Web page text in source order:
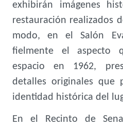
exhibirán imágenes
restauración realizados
modo, en el Salón
fielmente el aspecto
espacio en 1962,
detalles originales que
identidad histórica del
En el Recinto de